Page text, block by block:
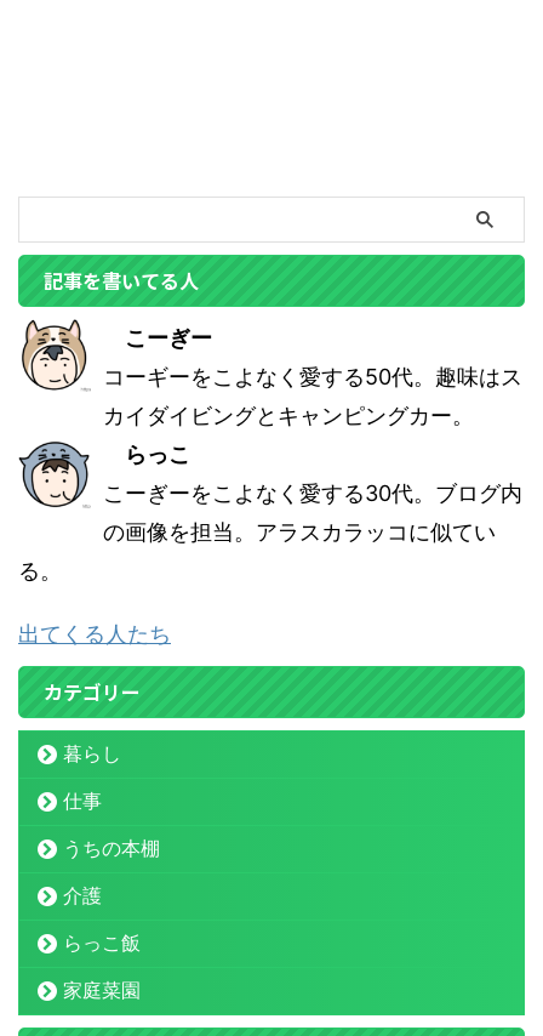
記事を書いてる人
こーぎー
コーギーをこよなく愛する50代。趣味はス
カイダイビングとキャンピングカー。
らっこ
こーぎーをこよなく愛する30代。ブログ内
の画像を担当。アラスカラッコに似てい
る。
出てくる人たち
カテゴリー
暮らし
仕事
うちの本棚
介護
らっこ飯
家庭菜園